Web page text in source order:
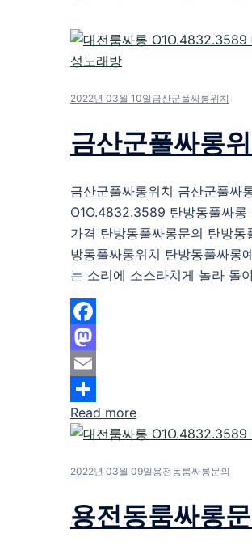
2022년 03월 10일 금산군풀싸롱위치
금산군풀싸롱
금산군풀싸롱위치 금산군풀싸
O1O.4832.3589 탄방동풀싸
가격 탄방동풀싸롱문의 탄방
방동풀싸롱위치 탄방동풀싸롱
는 소리에 소스라치게 놀라 돌
Facebook
Mastodon
Email
Share
Read more
2022년 03월 09일 용전동룸싸롱문의
용전동룸싸롱